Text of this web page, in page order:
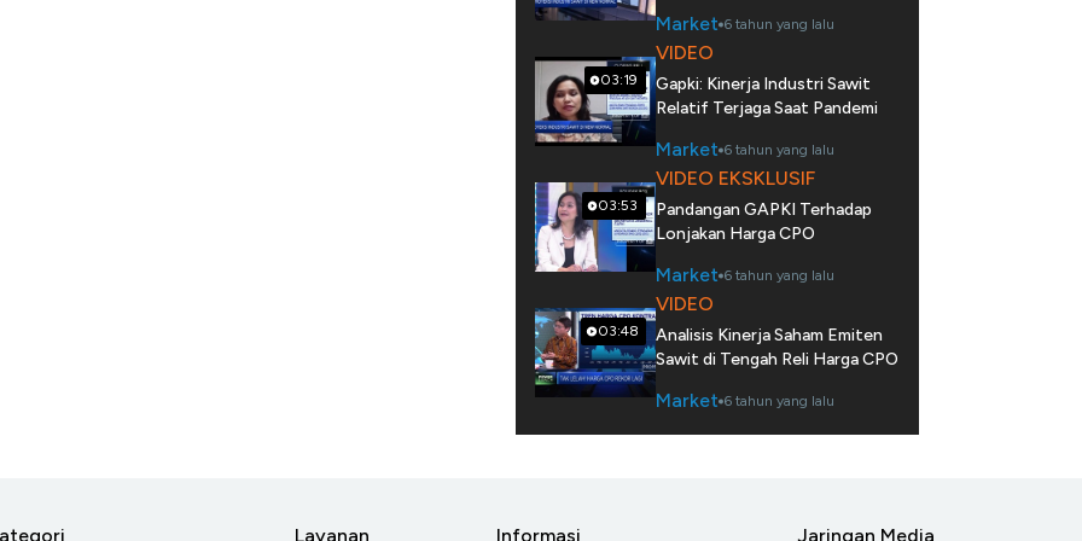
Market 6 tahun yang lalu
03:19
VIDEO
Gapki: Kinerja Industri Sawit
Relatif Terjaga Saat Pandemi
Market 6 tahun yang lalu
03:53
VIDEO EKSKLUSIF
Pandangan GAPKI Terhadap
Lonjakan Harga CPO
Market 6 tahun yang lalu
03:48
VIDEO
Analisis Kinerja Saham Emiten
Sawit di Tengah Reli Harga CPO
Market 6 tahun yang lalu
Layanan Informasi Jaringan Media